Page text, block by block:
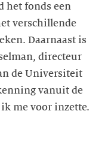
het fonds een
verschillende
Daarnaast is
directeur
de Universiteit
vanuit de
me voor inzette.